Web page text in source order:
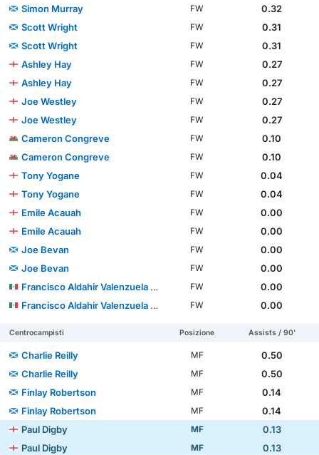
Simon Murray
FW
0.32
Scott Wright
FW
0.31
Scott Wright
FW
0.31
Ashley Hay
FW
0.27
Ashley Hay
FW
0.27
Joe Westley
FW
0.27
Joe Westley
FW
0.27
Cameron Congreve
FW
0.10
Cameron Congreve
FW
0.10
Tony Yogane
FW
0.04
Tony Yogane
FW
0.04
Emile Acauah
FW
0.00
Emile Acauah
FW
0.00
Joe Bevan
FW
0.00
Joe Bevan
FW
0.00
Francisco Aldahir Valenzuela López
FW
0.00
Francisco Aldahir Valenzuela López
FW 0.00
Centrocampisti Posizione Assists / 90'
Charlie Reilly MF
0.50
Charlie Reilly
MF
0.50
Finlay Robertson
MF
0.14
Finlay Robertson
MF
0.14
Paul Digby
MF
0.13
Paul Digby
MF
0.13